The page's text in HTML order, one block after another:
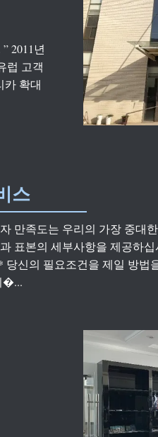
2011년
럽 고객
카 확대
스
만족도는 우리의 가장 중대
표본의 세부사항을 제공하
신의 필요조건을 제일 방법
�...